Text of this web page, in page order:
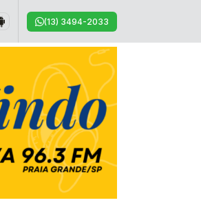
(13) 3494-2033